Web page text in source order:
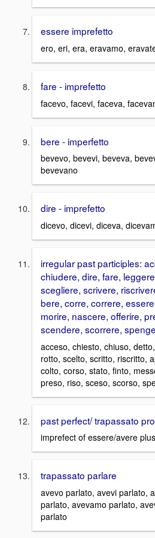
essere imprefetto
ero, eri, era, eravamo,
fare - imprefetto
facevo, facevi, faceva,
bere - imperfetto
bevevo, bevevi, beveva,
bevevano
dire - imprefetto
dicevo, dicevi, diceva,
irregular past participles:
chiudere, dire, fare,
scegliere, scrivere,
bere, corre, correre,
morire, nascere, offerire,
scendere, scorrere,
acceso, chiesto, chiuso,
rotto, scelto, scritto, riscritto,
colto, corso, stato, finto,
preso, riso, sceso, scorso,
past perfect/ trapassato
imprefect of essere/avere
trapassato parlare
avevo parlato, avevi parlato,
parlato, avevamo parlato,
parlato